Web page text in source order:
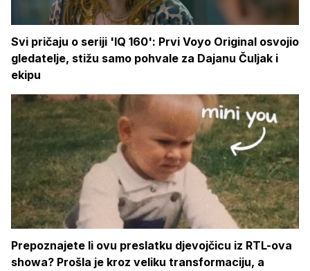
Svi pričaju o seriji 'IQ 160': Prvi Voyo Original osvojio
gledatelje, stižu samo pohvale za Dajanu Čuljak i
ekipu
Prepoznajete li ovu preslatku djevojčicu iz RTL-ova
showa? Prošla je kroz veliku transformaciju, a